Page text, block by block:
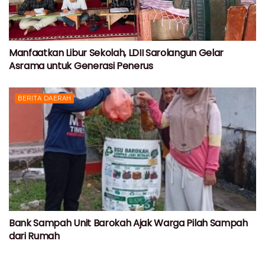
Manfaatkan Libur Sekolah, LDII Sarolangun Gelar
Asrama untuk Generasi Penerus
BERITA DAERAH
Bank Sampah Unit Barokah Ajak Warga Pilah Sampah
dari Rumah